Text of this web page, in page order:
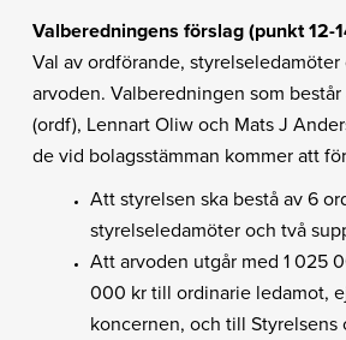
Valberedningens förslag (punkt 12-
Val av ordförande,
arvoden. Valberedningen som
(ordf), Lennart Oliw och Mats J
de vid bolagsstämman kommer att
Att styrelsen ska bestå av 6
styrelseledamöter och två
Att arvoden utgår med 1 025
000 kr till ordinarie ledamot,
koncernen, och till Styrelsens